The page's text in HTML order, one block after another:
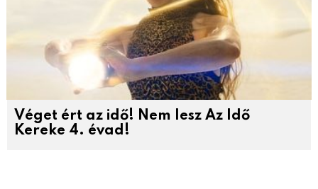
Véget ért az idő! Nem lesz Az Idő
Kereke 4. évad!